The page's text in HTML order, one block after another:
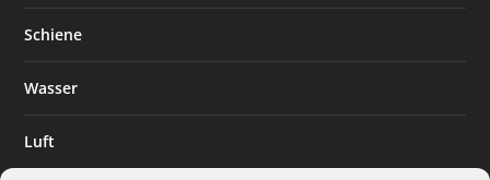
Schiene
Wasser
Luft